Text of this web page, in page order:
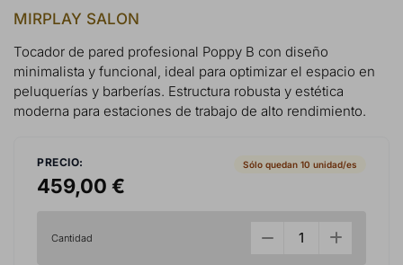
MIRPLAY SALON
Tocador de pared profesional Poppy B con diseño
minimalista y funcional, ideal para optimizar el espacio en
peluquerías y barberías. Estructura robusta y estética
moderna para estaciones de trabajo de alto rendimiento.
PRECIO:
459,00 €
Sólo quedan 10 unidad/es
Cantidad